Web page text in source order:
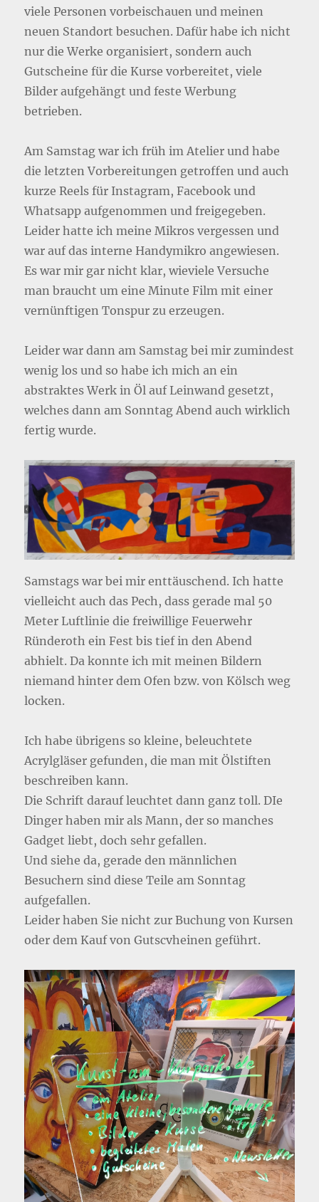
viele Personen vorbeischauen und meinen
neuen Standort besuchen. Dafür habe ich nicht
nur die Werke organisiert, sondern auch
Gutscheine für die Kurse vorbereitet, viele
Bilder aufgehängt und feste Werbung
betrieben.
Am Samstag war ich früh im Atelier und habe
die letzten Vorbereitungen getroffen und auch
kurze Reels für Instagram, Facebook und
Whatsapp aufgenommen und freigegeben.
Leider hatte ich meine Mikros vergessen und
war auf das interne Handymikro angewiesen.
Es war mir gar nicht klar, wieviele Versuche
man braucht um eine Minute Film mit einer
vernünftigen Tonspur zu erzeugen.
Leider war dann am Samstag bei mir zumindest
wenig los und so habe ich mich an ein
abstraktes Werk in Öl auf Leinwand gesetzt,
welches dann am Sonntag Abend auch wirklich
fertig wurde.
Samstags war bei mir enttäuschend. Ich hatte
vielleicht auch das Pech, dass gerade mal 50
Meter Luftlinie die freiwillige Feuerwehr
Ründeroth ein Fest bis tief in den Abend
abhielt. Da konnte ich mit meinen Bildern
niemand hinter dem Ofen bzw. von Kölsch weg
locken.
Ich habe übrigens so kleine, beleuchtete
Acrylgläser gefunden, die man mit Ölstiften
beschreiben kann.
Die Schrift darauf leuchtet dann ganz toll. DIe
Dinger haben mir als Mann, der so manches
Gadget liebt, doch sehr gefallen.
Und siehe da, gerade den männlichen
Besuchern sind diese Teile am Sonntag
aufgefallen.
Leider haben Sie nicht zur Buchung von Kursen
oder dem Kauf von Gutscvheinen geführt.